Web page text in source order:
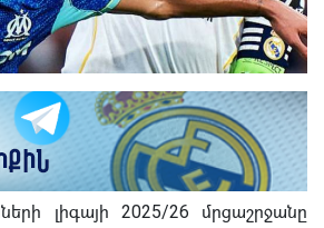
լիգայի 2025/26 մրցաշրջանը